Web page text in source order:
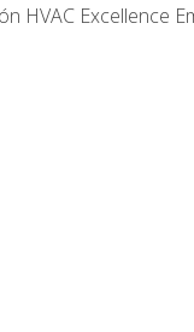
HVAC Excellence